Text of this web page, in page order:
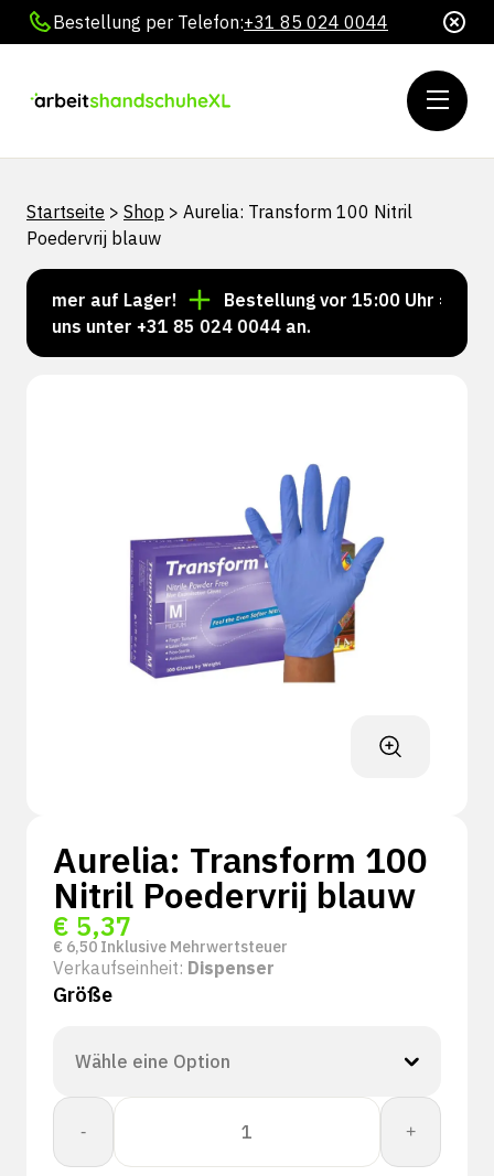
Bestellung per Telefon:+31 85 024 0044
Startseite > Shop > Aurelia: Transform 100 Nitril
Poedervrij blauw
auf Lager!
Bestellung vor 15:00 Uhr =
uns unter +31 85 024 0044 an.
Aurelia: Transform 100
Nitril Poedervrij blauw
€ 5,37
€ 6,50 Inklusive Mehrwertsteuer
Verkaufseinheit: Dispenser
Größe
-
Aurelia:
Transform
100
+